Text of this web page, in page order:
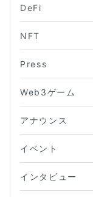
DeFi
NFT
Press
Web3ゲーム
アナウンス
イベント
インタビュー